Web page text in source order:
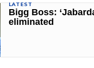
LATEST
Bigg Boss:
eliminated